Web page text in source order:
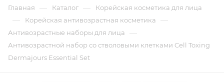
Главная — Каталог — Корейская косметика для лица
— Корейская антивозрастная косметика —
Антивозрастные наборы для лица —
Антивозрастной набор со стволовыми клетками Cell Toxing
Dermajours Essential Set